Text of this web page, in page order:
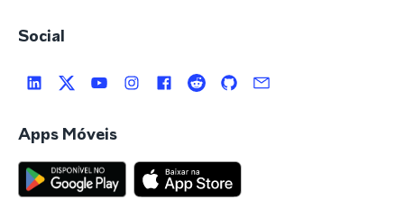
Social
Apps Móveis